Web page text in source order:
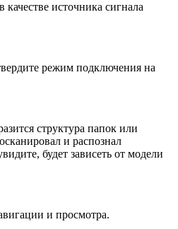
качестве источника сигнала
режим подключения на
структура папок или
и распознал
будет зависеть от модели
и просмотра.